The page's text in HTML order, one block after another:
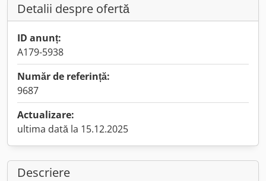
Detalii despre ofertă
ID anunț:
A179-5938
Număr de referință:
9687
Actualizare:
ultima dată la 15.12.2025
Descriere